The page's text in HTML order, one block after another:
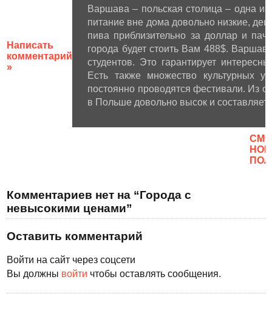
Написать
комментарий
»
Варшава – польская столица – одна
питание вне дома довольно низкие,
пива приблизительно за доллар и
города будет стоить Вам 488$.
студентов. Это гарантирует
Есть также множество культурных
постоянно проводятся фестивали. Из
в Польше довольно высок и составляет
Комментариев нет на “Города с
невысокими ценами”
Оставить комментарий
Войти на сайт через соцсети
Вы должны войти чтобы оставлять сообщения.